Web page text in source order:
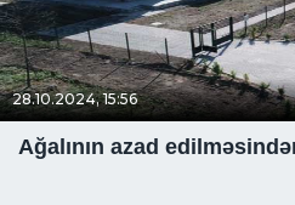
28.10.2024, 15:56
Ağalının azad